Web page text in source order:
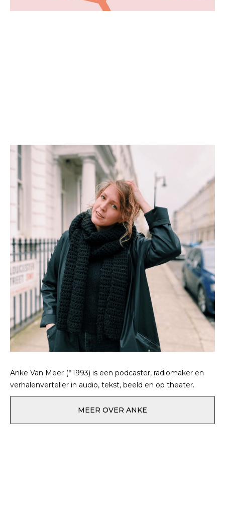
Anke Van Meer (°1993) is een podcaster, radiomaker en
verhalenverteller in audio, tekst, beeld en op theater.
MEER OVER ANKE